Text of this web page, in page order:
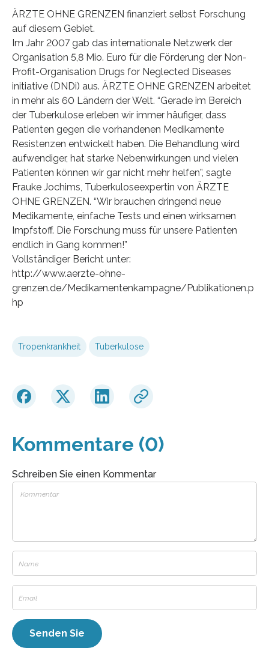
ÄRZTE OHNE GRENZEN finanziert selbst Forschung
auf diesem Gebiet.
Im Jahr 2007 gab das internationale Netzwerk der
Organisation 5,8 Mio. Euro für die Förderung der Non-
Profit-Organisation Drugs for Neglected Diseases
initiative (DNDi) aus. ÄRZTE OHNE GRENZEN arbeitet
in mehr als 60 Ländern der Welt. “Gerade im Bereich
der Tuberkulose erleben wir immer häufiger, dass
Patienten gegen die vorhandenen Medikamente
Resistenzen entwickelt haben. Die Behandlung wird
aufwendiger, hat starke Nebenwirkungen und vielen
Patienten können wir gar nicht mehr helfen”, sagte
Frauke Jochims, Tuberkuloseexpertin von ÄRZTE
OHNE GRENZEN. “Wir brauchen dringend neue
Medikamente, einfache Tests und einen wirksamen
Impfstoff. Die Forschung muss für unsere Patienten
endlich in Gang kommen!”
Vollständiger Bericht unter:
http://www.aerzte-ohne-
grenzen.de/Medikamentenkampagne/Publikationen.p
hp
Tropenkrankheit Tuberkulose
Kommentare (0)
Schreiben Sie einen Kommentar